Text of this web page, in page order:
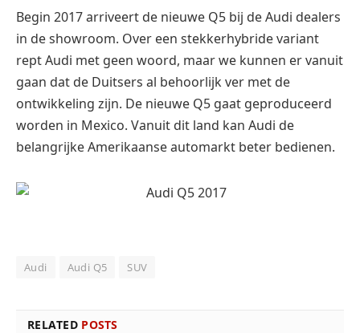
Begin 2017 arriveert de nieuwe Q5 bij de Audi dealers
in de showroom. Over een stekkerhybride variant
rept Audi met geen woord, maar we kunnen er vanuit
gaan dat de Duitsers al behoorlijk ver met de
ontwikkeling zijn. De nieuwe Q5 gaat geproduceerd
worden in Mexico. Vanuit dit land kan Audi de
belangrijke Amerikaanse automarkt beter bedienen.
Audi Audi Q5 SUV
RELATED POSTS